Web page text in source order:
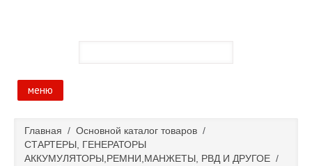
меню
Основной каталог товаров
Главная / Основной каталог товаров /
СТАРТЕРЫ, ГЕНЕРАТОРЫ
АККУМУЛЯТОРЫ,РЕМНИ,МАНЖЕТЫ, РВД И ДРУГОЕ /